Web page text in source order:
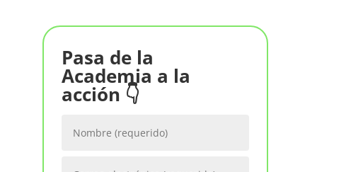
Pasa de la
Academia a la
acción 👇